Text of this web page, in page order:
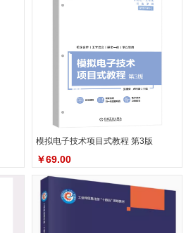
模拟电子技术项目式教程 第3版
￥69.00